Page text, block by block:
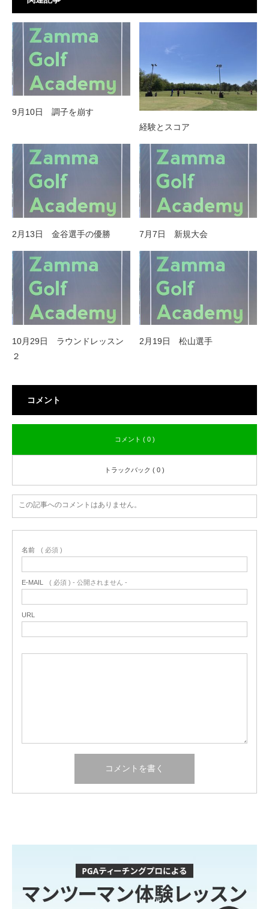
9月10日 調子を崩す
経験とスコア
2月13日 金谷選手の優勝 7月7日 新規大会
10月29日 ラウンドレッスン
２
2月19日 松山選手
コメント
コメント ( 0 )
トラックバック ( 0 )
この記事へのコメントはありません。
名前 ( 必須 )
E-MAIL ( 必須 ) - 公開されません -
URL